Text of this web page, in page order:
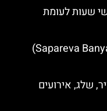
שעות לעומת
בריכות תרמיות בספארבה בניה (Sapareva Banya)
שלג, אירועים